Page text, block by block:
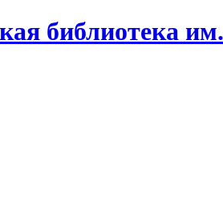
библиотека